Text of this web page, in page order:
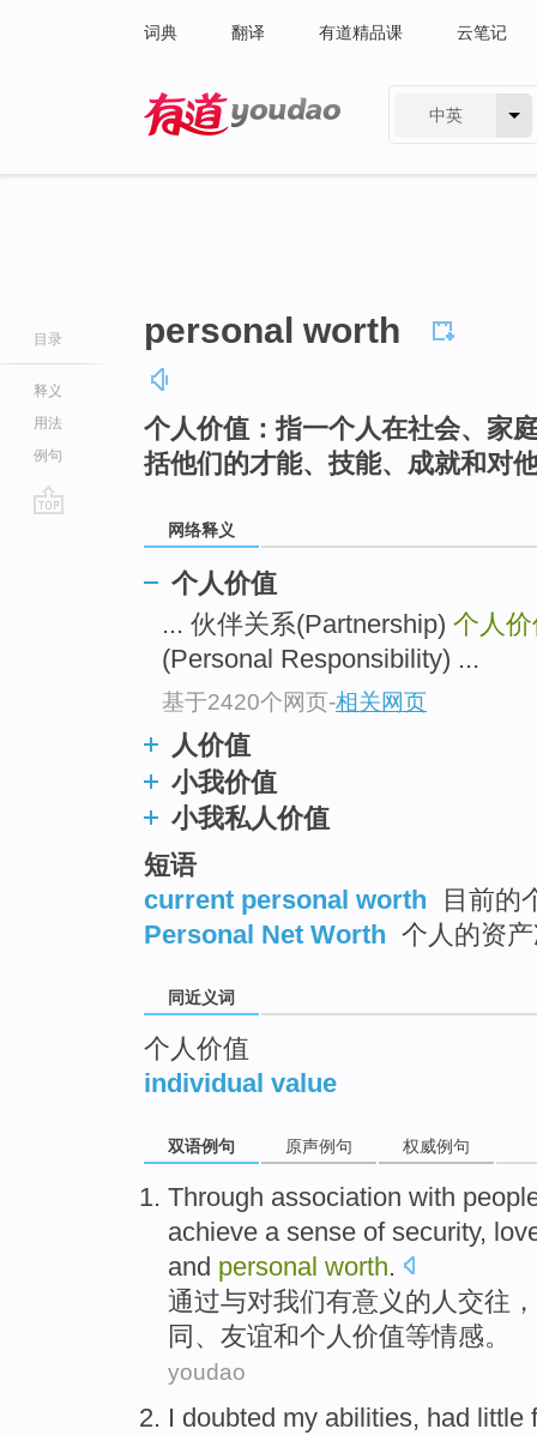
词典 翻译 有道精品课 云笔记
中英
目录
释义
用法
例句
personal worth
个人价值：指一个人在社会、家
括他们的才能、技能、成就和对
网络释义
个人价值
... 伙伴关系(Partnership) 个人
(Personal Responsibility) ...
基于2420个网页-相关网页
人价值
小我价值
小我私人价值
短语
current personal worth
目前的
Personal Net Worth 个人的资
同近义词
个人价值
individual value
双语例句 原声例句 权威例句
Through association with
achieve a sense of security,
and personal worth.
通过与对我们有意义的 人 交往 ，
同 、 友谊和个人 价值等情感。
youdao
I doubted my abilities, had little